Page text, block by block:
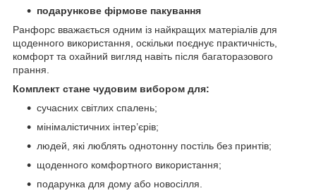
подарункове фірмове пакування
Ранфорс вважається одним із найкращих матеріалів для
щоденного використання, оскільки поєднує практичність,
комфорт та охайний вигляд навіть після багаторазового
прання.
Комплект стане чудовим вибором для:
сучасних світлих спалень;
мінімалістичних інтер’єрів;
людей, які люблять однотонну постіль без принтів;
щоденного комфортного використання;
подарунка для дому або новосілля.